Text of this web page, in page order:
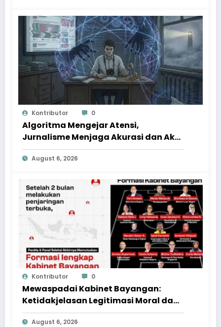
Kontributor 0
Algoritma Mengejar Atensi,
Jurnalisme Menjaga Akurasi dan Akal
Sehat Publik
August 6, 2026
Kontributor 0
Mewaspadai Kabinet Bayangan:
Ketidakjelasan Legitimasi Moral dan
Representasi
August 6, 2026